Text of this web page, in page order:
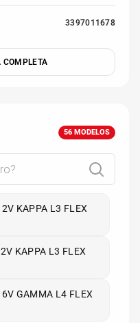
3397011678
COMPLETA
56 MODELOS
KAPPA L3 FLEX
KAPPA L3 FLEX
GAMMA L4 FLEX